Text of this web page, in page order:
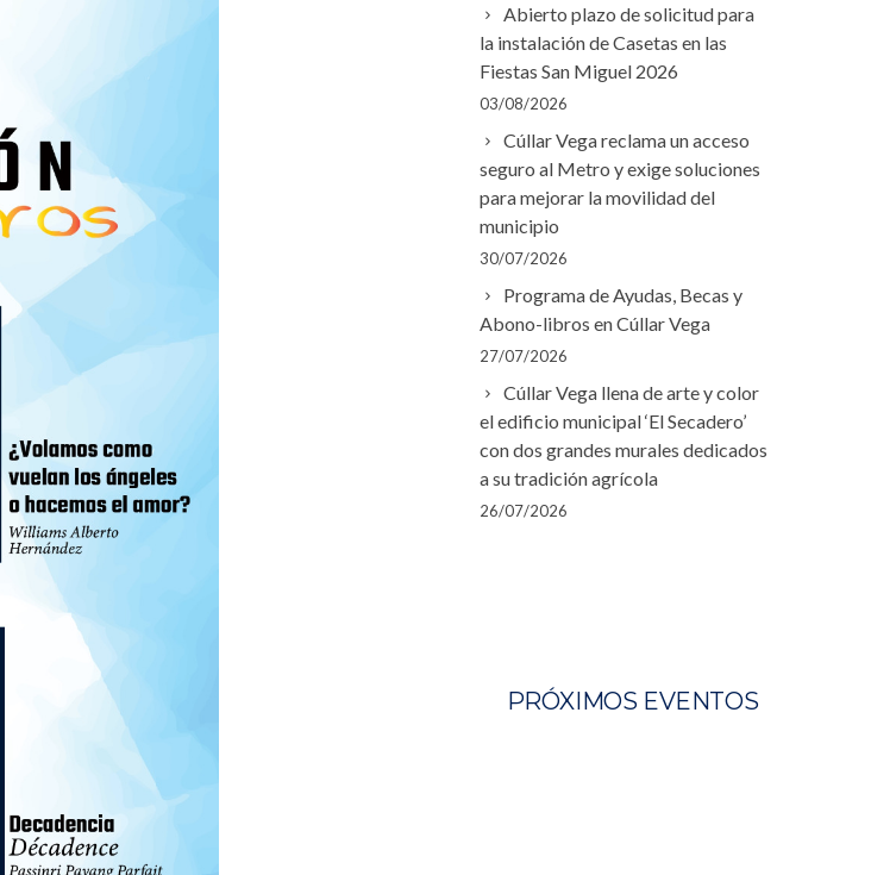
Abierto plazo de solicitud para
la instalación de Casetas en las
Fiestas San Miguel 2026
03/08/2026
Cúllar Vega reclama un acceso
seguro al Metro y exige soluciones
para mejorar la movilidad del
municipio
30/07/2026
Programa de Ayudas, Becas y
Abono-libros en Cúllar Vega
27/07/2026
Cúllar Vega llena de arte y color
el edificio municipal ‘El Secadero’
con dos grandes murales dedicados
a su tradición agrícola
26/07/2026
PRÓXIMOS EVENTOS